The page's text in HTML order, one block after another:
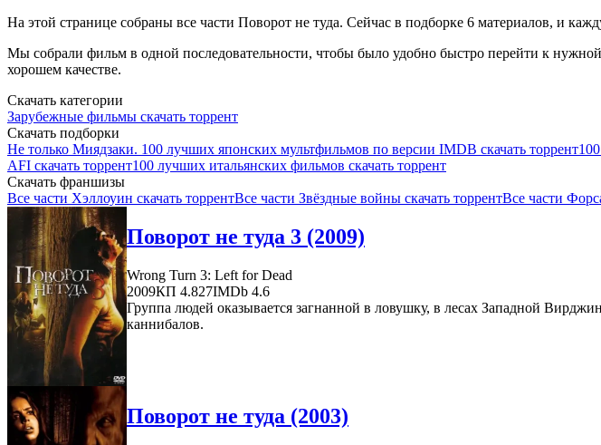
На этой странице собраны все части Поворот не туда. Сейчас в подборке 6 материалов, и
Мы собрали фильм в одной последовательности, чтобы было удобно быстро перейти к
хорошем качестве.
Скачать категории
Зарубежные фильмы скачать торрент
Скачать подборки
Не только Миядзаки. 100 лучших японских мультфильмов по версии IMDB скачать торрент
AFI скачать торрент100 лучших итальянских фильмов скачать торрент
Скачать франшизы
Все части Хэллоуин скачать торрентВсе части Звёздные войны скачать торрентВсе части
Поворот не туда 3 (2009)
Wrong Turn 3: Left for Dead
2009КП 4.827IMDb 4.6
Группа людей оказывается загнанной в ловушку, в лесах Западной
каннибалов.
Поворот не туда (2003)